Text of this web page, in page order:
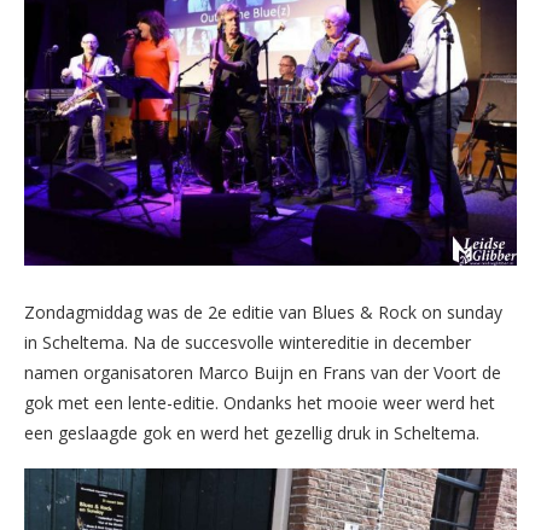
Zondagmiddag was de 2e editie van Blues & Rock on sunday
in Scheltema. Na de succesvolle wintereditie in december
namen organisatoren Marco Buijn en Frans van der Voort de
gok met een lente-editie. Ondanks het mooie weer werd het
een geslaagde gok en werd het gezellig druk in Scheltema.